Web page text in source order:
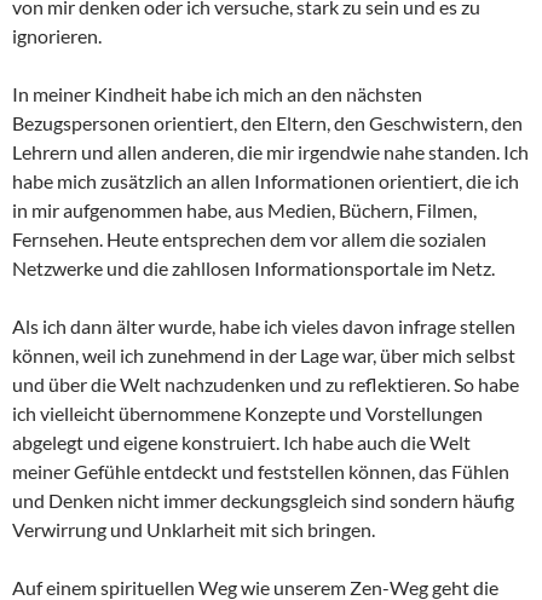
von mir denken oder ich versuche, stark zu sein und es zu
ignorieren.
In meiner Kindheit habe ich mich an den nächsten
Bezugspersonen orientiert, den Eltern, den Geschwistern, den
Lehrern und allen anderen, die mir irgendwie nahe standen. Ich
habe mich zusätzlich an allen Informationen orientiert, die ich
in mir aufgenommen habe, aus Medien, Büchern, Filmen,
Fernsehen. Heute entsprechen dem vor allem die sozialen
Netzwerke und die zahllosen Informationsportale im Netz.
Als ich dann älter wurde, habe ich vieles davon infrage stellen
können, weil ich zunehmend in der Lage war, über mich selbst
und über die Welt nachzudenken und zu reflektieren. So habe
ich vielleicht übernommene Konzepte und Vorstellungen
abgelegt und eigene konstruiert. Ich habe auch die Welt
meiner Gefühle entdeckt und feststellen können, das Fühlen
und Denken nicht immer deckungsgleich sind sondern häufig
Verwirrung und Unklarheit mit sich bringen.
Auf einem spirituellen Weg wie unserem Zen-Weg geht die